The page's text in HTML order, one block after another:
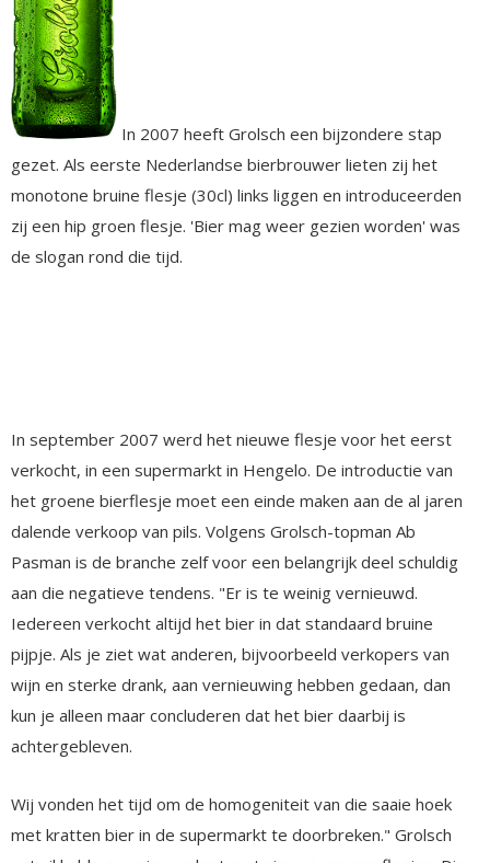
In 2007 heeft Grolsch een bijzondere stap
gezet. Als eerste Nederlandse bierbrouwer lieten zij het
monotone bruine flesje (30cl) links liggen en introduceerden
zij een hip groen flesje. 'Bier mag weer gezien worden' was
de slogan rond die tijd.
In september 2007 werd het nieuwe flesje voor het eerst
verkocht, in een supermarkt in Hengelo. De introductie van
het groene bierflesje moet een einde maken aan de al jaren
dalende verkoop van pils. Volgens Grolsch-topman Ab
Pasman is de branche zelf voor een belangrijk deel schuldig
aan die negatieve tendens. "Er is te weinig vernieuwd.
Iedereen verkocht altijd het bier in dat standaard bruine
pijpje. Als je ziet wat anderen, bijvoorbeeld verkopers van
wijn en sterke drank, aan vernieuwing hebben gedaan, dan
kun je alleen maar concluderen dat het bier daarbij is
achtergebleven.
Wij vonden het tijd om de homogeniteit van die saaie hoek
met kratten bier in de supermarkt te doorbreken." Grolsch